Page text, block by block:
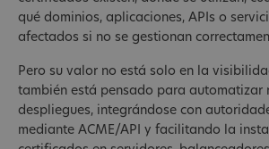
qué dominios, aplicaciones, APIs o
afectados si no se gestionan
Pero su valor no está solo en la
también está pensado para automatizar
despliegues, integrándose con
mediante ACME/API y facilitando la